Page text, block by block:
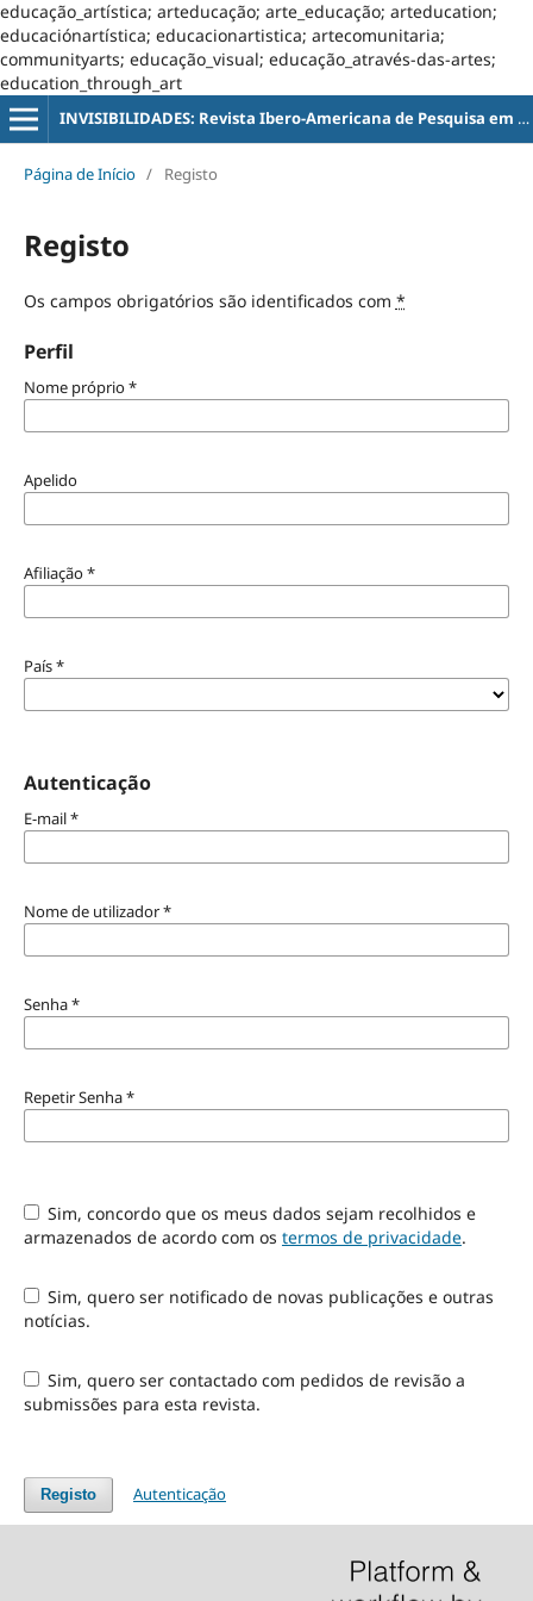
educação_artística; arteducação; arte_educação; arteducation;
educaciónartística; educacionartistica; artecomunitaria;
communityarts; educação_visual; educação_através-das-artes;
education_through_art
INVISIBILIDADES: Revista Ibero-Americana de Pesquisa em Educação, Cultura e Artes
Página de Início / Registo
Registo
Os campos obrigatórios são identificados com *
Perfil
Nome próprio*
Apelido
Afiliação*
País*
Autenticação
E-mail*
Nome de utilizador*
Senha*
Repetir Senha*
Sim, concordo que os meus dados sejam recolhidos e
armazenados de acordo com os termos de privacidade.
Sim, quero ser notificado de novas publicações e outras
notícias.
Sim, quero ser contactado com pedidos de revisão a
submissões para esta revista.
Registo Autenticação